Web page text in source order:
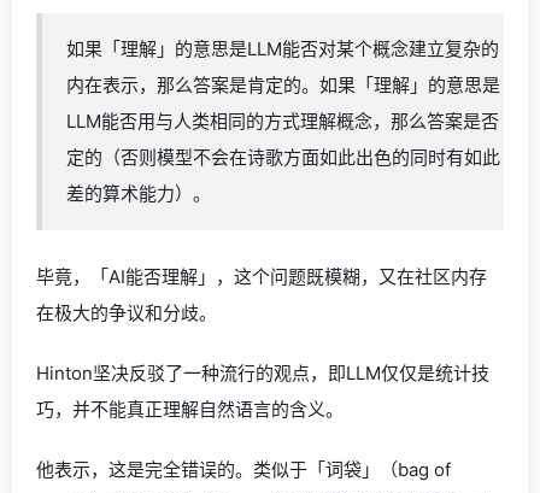
如果「理解」的意思是LLM能否对某个概念建立复杂的
内在表示，那么答案是肯定的。如果「理解」的意思是
LLM能否用与人类相同的方式理解概念，那么答案是否
定的（否则模型不会在诗歌方面如此出色的同时有如此
差的算术能力）。
毕竟，「AI能否理解」，这个问题既模糊，又在社区内存
在极大的争议和分歧。
Hinton坚决反驳了一种流行的观点，即LLM仅仅是统计技
巧，并不能真正理解自然语言的含义。
他表示，这是完全错误的。类似于「词袋」（bag of